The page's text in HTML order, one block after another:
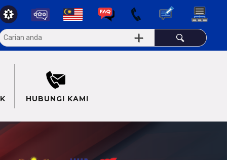
HUBUNGI KAMI